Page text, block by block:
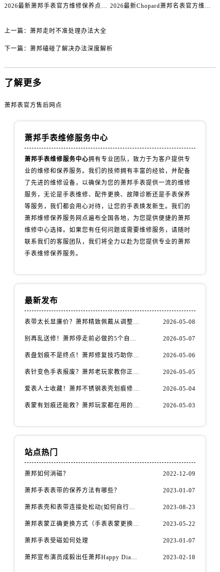
内蒙古自治区乌海市海勃湾区人民南路萧邦售后服务中心（需提前预约）
山西省太原市迎泽区迎泽街道解放路15号亨得利名表维修授权店3楼萧邦售后服务中心（需提前预约）
江苏省南京市秦淮区中山南路1号南京中心22层22-C1-C3室萧邦售后服务中心（需提前预约）
2026最新萧邦手表官方维修保养点地址考察报告 2026最新Chopard萧邦名表官方维修服务点地址调研报告
上一篇： 萧邦走时不准处理办法大全
下一篇： 萧邦磕碰了解决办法深度解析
了解更多
萧邦表官方售后网点
萧邦手表维修服务中心
萧邦手表维修服务中心拥有专业团队，致力于为客户提供专
业的维修和保养服务。我们的技师拥有丰富的经验，并配备
了先进的维修设备，以确保为您的萧邦手表提供一流的维修
服务，无论是手表维修、配件更换、故障诊断还是手表保养
等服务，我们都会用心对待，让您的手表焕发新生。我们的
萧邦维修保养服务网点遍布全国各地，为您提供便捷的萧邦
维修中心选择。如果您有任何问题或需要维修服务，请随时
联系我们的客服团队，我们将全力以赴为您提供专业的萧邦
手表维修保养服务。
最新发布
表带太长显廉价？萧邦精致佩戴从调整开始！ 2026-05-08
别再乱送修！萧邦停走前必做的5个自检步骤 2026-05-07
表盘划痕不是终点！萧邦修复技巧助你重拾自信 2026-05-06
表针变色手表报废？萧邦老玩家教你正确应对 2026-05-05
爱表人士收藏！萧邦不锈钢表壳划痕修复指南 2026-05-04
表蒙有划痕还能救？萧邦玩家都在用的修复方法 2026-05-03
站点热门
萧邦如何消磁？ 2022-12-09
萧邦手表表带的保养方法有哪些？ 2023-01-07
萧邦表壳和表带连接处松动(如何自行修复) 2023-08-23
萧邦表蒙正确更换方式（手表表蒙更换知识） 2023-05-22
萧邦手表受磁如何处理 2023-01-07
萧邦宣布演员成毅出任萧邦Happy Diamonds系列品牌大使 2023-02-18